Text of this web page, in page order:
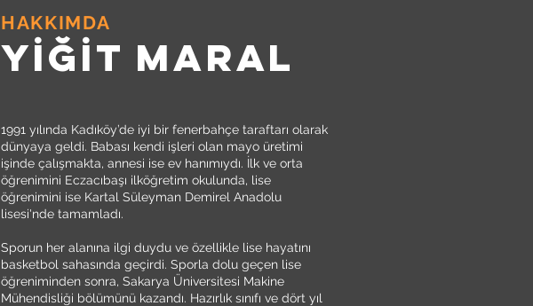
HAKKIMDA
YİĞİT MARAL
1991 yılında Kadıköy’de iyi bir fenerbahçe taraftarı olarak
dünyaya geldi. Babası kendi işleri olan mayo üretimi
işinde çalışmakta, annesi ise ev hanımıydı. İlk ve orta
öğrenimini Eczacıbaşı ilköğretim okulunda, lise
öğrenimini ise Kartal Süleyman Demirel Anadolu
lisesi'nde tamamladı.
Sporun her alanına ilgi duydu ve özellikle lise hayatını
basketbol sahasında geçirdi. Sporla dolu geçen lise
öğreniminden sonra, Sakarya Üniversitesi Makine
Mühendisliği bölümünü kazandı. Hazırlık sınıfı ve dört yıl